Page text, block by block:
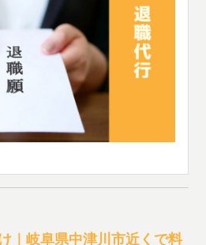
｜岐阜県中津川市近くで料